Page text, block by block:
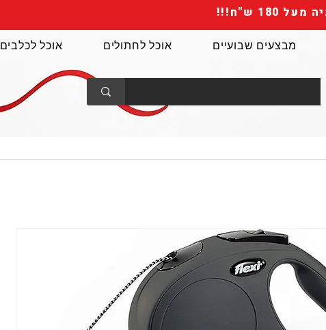
אוכל לכלבים אוכל לחתולים מבצעים שבועיים